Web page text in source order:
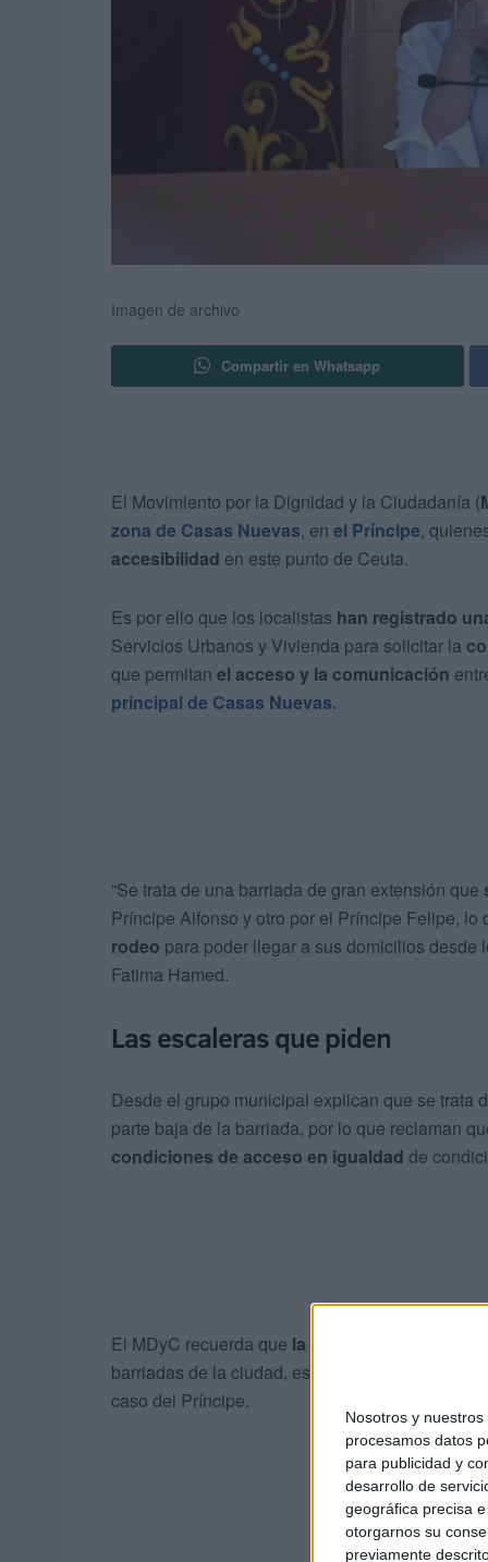
Nosotros y nuestros
procesamos datos
para publicidad y
desarrollo de
geográfica precisa
otorgarnos su
previamente
Imagen de archivo
Compartir en Whatsapp
El Movimiento por la Dignidad y la Ciudadanía (
zona de Casas Nuevas, en el Príncipe,
accesibilidad en este punto de Ceuta.
Es por ello que los localistas han registrado
Servicios Urbanos y Vivienda para solicitar la
que permitan el acceso y la comunicación
principal de Casas Nuevas.
“Se trata de una barriada de gran extensión que
Príncipe Alfonso y otro por el Príncipe Felipe, lo
rodeo para poder llegar a sus domicilios desde
Fatima Hamed.
Las escaleras que piden
Desde el grupo municipal explican que se trata
parte baja de la barriada, por lo que reclaman
condiciones de acceso en igualdad de
El MDyC recuerda que la accesibilidad es un
barriadas de la ciudad, especialmente en
caso del Príncipe.